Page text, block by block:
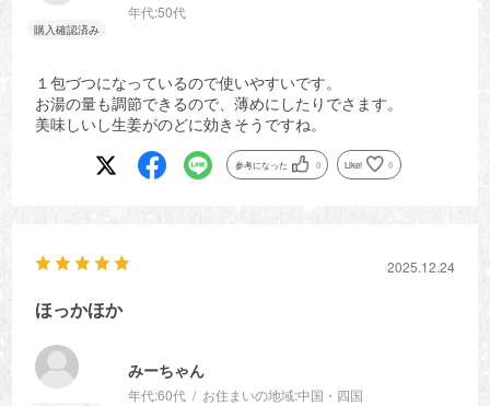
年代:50代
１包づつになっているので使いやすいです。
お湯の量も調節できるので、薄めにしたりでさます。
美味しいし生姜がのどに効きそうですね。
参考になった 0 Like! 0
2025.12.24
ほっかほか
みーちゃん
年代:60代 お住まいの地域:中国・四国